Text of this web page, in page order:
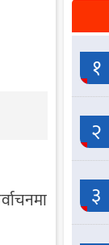
१
२
३